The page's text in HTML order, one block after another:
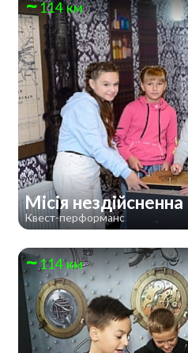
114 км
Місія нездійсненна
Квест-перформанс
114 км